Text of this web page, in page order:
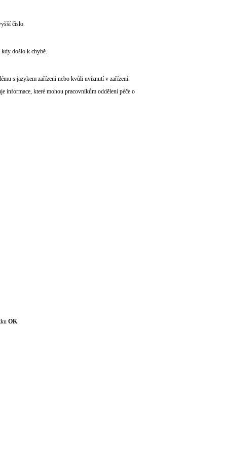
číslo.
došlo k chybě.
s jazykem zařízení nebo kvůli uvíznutí v zařízení.
informace, které mohou pracovníkům oddělení péče o
OK.